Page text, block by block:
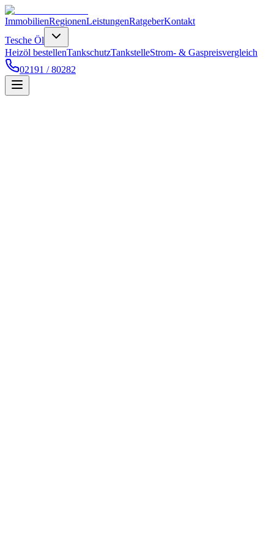
ImmobilienRegionenLeistungenRatgeberKontakt
Tesche Öl
Heizöl bestellenTankschutzTankstelleStrom- & Gaspreisvergleich
02191 / 80282